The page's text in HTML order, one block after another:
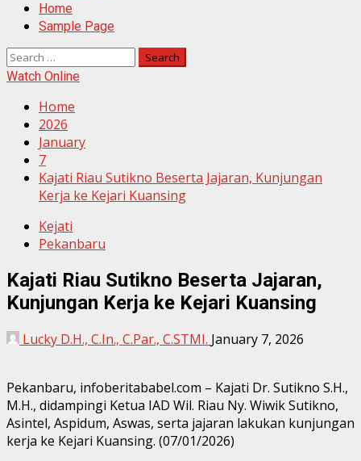
Home
Sample Page
Search
for:
Watch Online
Home
2026
January
7
Kajati Riau Sutikno Beserta Jajaran, Kunjungan
Kerja ke Kejari Kuansing
Kejati
Pekanbaru
Kajati Riau Sutikno Beserta Jajaran,
Kunjungan Kerja ke Kejari Kuansing
Lucky D.H., C.In., C.Par., C.STMI. January 7, 2026
Pekanbaru, infoberitababel.com – Kajati Dr. Sutikno S.H.,
M.H., didampingi Ketua IAD Wil. Riau Ny. Wiwik Sutikno,
Asintel, Aspidum, Aswas, serta jajaran lakukan kunjungan
kerja ke Kejari Kuansing. (07/01/2026)